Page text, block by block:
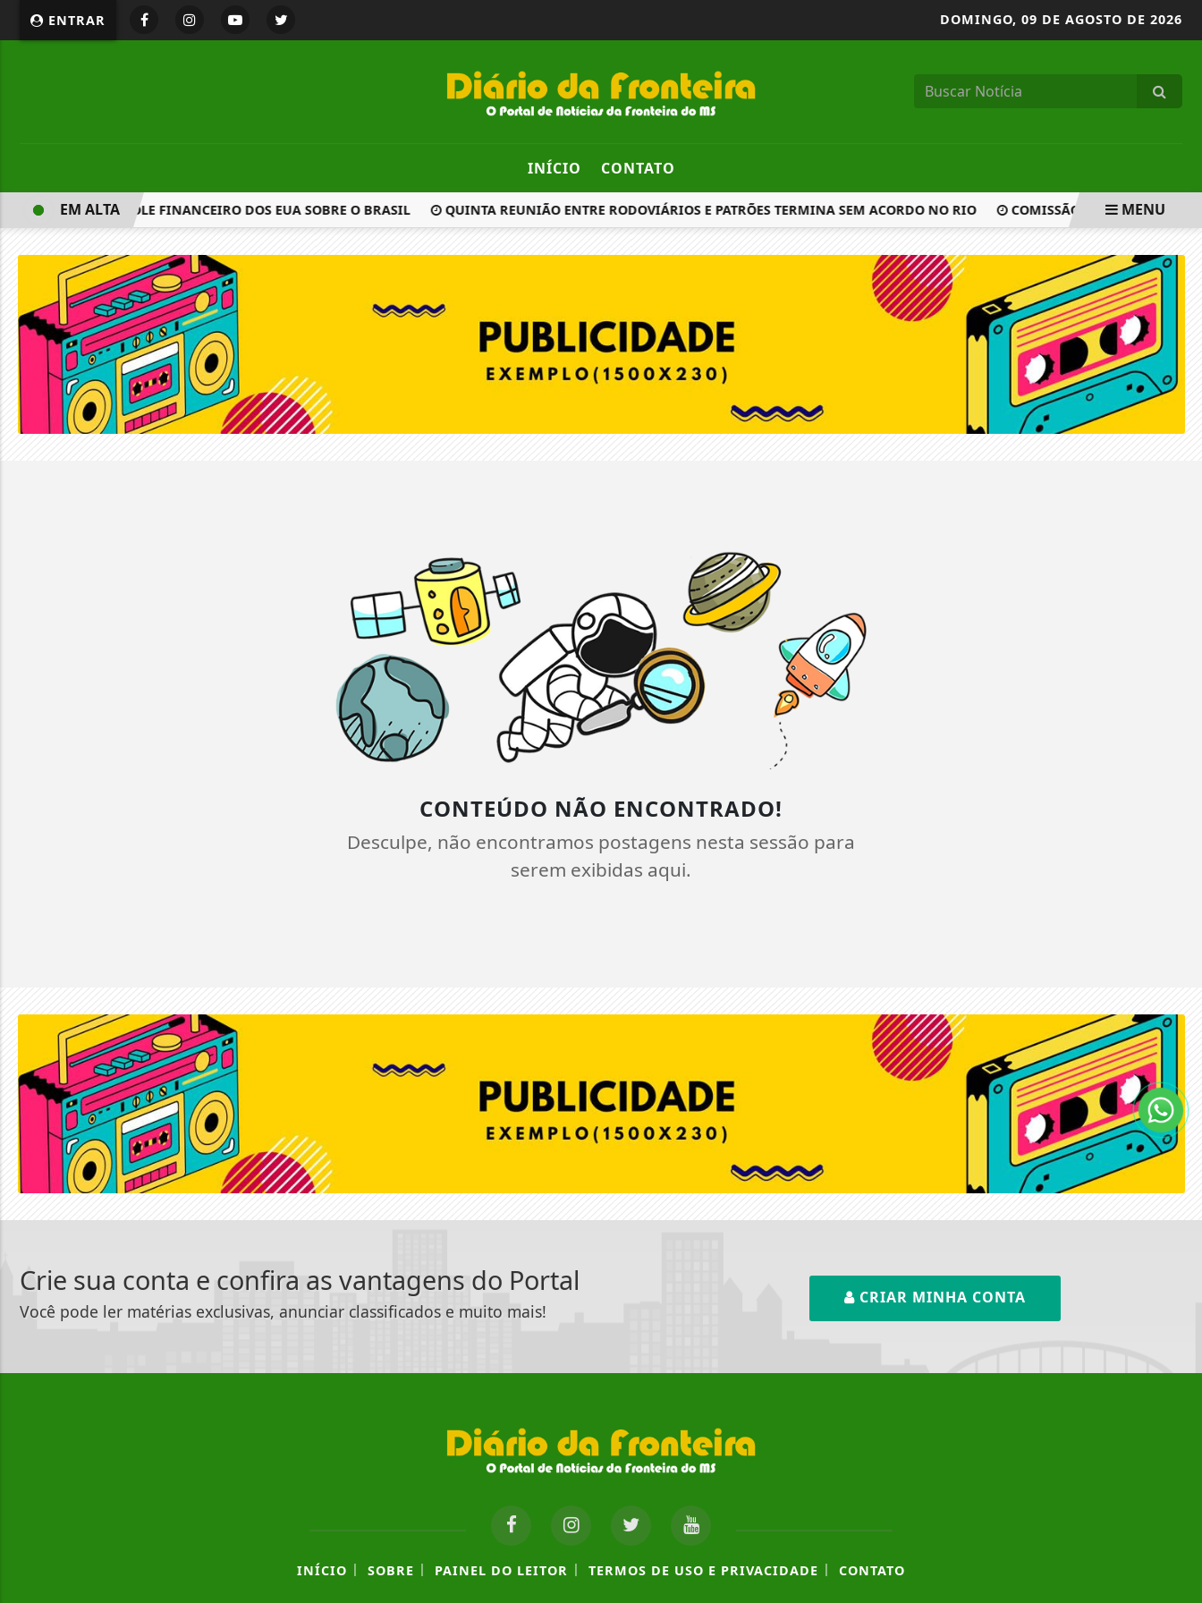
ENTRAR DOMINGO, 09 DE AGOSTO DE 2026
INÍCIO CONTATO
DESAFIA CONTROLE FINANCEIRO DOS EUA SOBRE O BRASIL QUINTA REUNIÃO ENTRE RODOVIÁRIOS E PATRÕES TERMINA SEM ACORDO NO RIO COMISSÃO DEBATE CRIAÇÃO
EM ALTA MENU
CONTEÚDO NÃO ENCONTRADO!
Desculpe, não encontramos postagens nesta sessão para
serem exibidas aqui.
Crie sua conta e confira as vantagens do Portal
Você pode ler matérias exclusivas, anunciar classificados e muito mais!
CRIAR MINHA CONTA
INÍCIO | SOBRE | PAINEL DO LEITOR | TERMOS DE USO E PRIVACIDADE | CONTATO